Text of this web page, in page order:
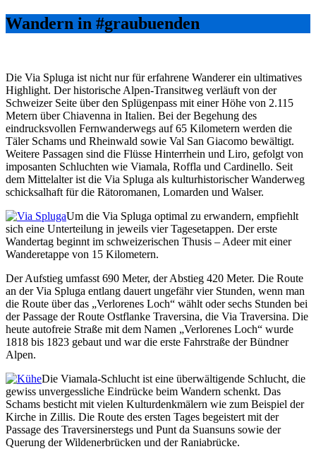
Wandern in #graubuenden
Die Via Spluga ist nicht nur für erfahrene Wanderer ein ultimatives
Highlight. Der historische Alpen-Transitweg verläuft von der
Schweizer Seite über den Splügenpass mit einer Höhe von 2.115
Metern über Chiavenna in Italien. Bei der Begehung des
eindrucksvollen Fernwanderwegs auf 65 Kilometern werden die
Täler Schams und Rheinwald sowie Val San Giacomo bewältigt.
Weitere Passagen sind die Flüsse Hinterrhein und Liro, gefolgt von
imposanten Schluchten wie Viamala, Roffla und Cardinello. Seit
dem Mittelalter ist die Via Spluga als kulturhistorischer Wanderweg
schicksalhaft für die Rätoromanen, Lomarden und Walser.
Um die Via Spluga optimal zu erwandern, empfiehlt
sich eine Unterteilung in jeweils vier Tagesetappen. Der erste
Wandertag beginnt im schweizerischen Thusis – Adeer mit einer
Wanderetappe von 15 Kilometern.
Der Aufstieg umfasst 690 Meter, der Abstieg 420 Meter. Die Route
an der Via Spluga entlang dauert ungefähr vier Stunden, wenn man
die Route über das „Verlorenes Loch“ wählt oder sechs Stunden bei
der Passage der Route Ostflanke Traversina, die Via Traversina. Die
heute autofreie Straße mit dem Namen „Verlorenes Loch“ wurde
1818 bis 1823 gebaut und war die erste Fahrstraße der Bündner
Alpen.
Die Viamala-Schlucht ist eine überwältigende Schlucht, die
gewiss unvergessliche Eindrücke beim Wandern schenkt. Das
Schams besticht mit vielen Kulturdenkmälern wie zum Beispiel der
Kirche in Zillis. Die Route des ersten Tages begeistert mit der
Passage des Traversinerstegs und Punt da Suansuns sowie der
Querung der Wildenerbrücken und der Raniabrücke.